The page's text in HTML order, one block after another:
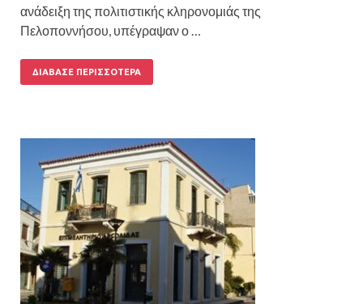
ανάδειξη της πολιτιστικής κληρονομιάς της
Πελοποννήσου, υπέγραψαν ο …
ΔΙΆΒΑΣΕ ΠΕΡΙΣΣΌΤΕΡΑ